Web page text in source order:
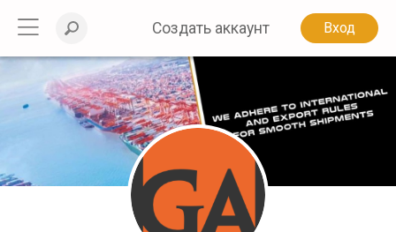
Создать аккаунт Вход